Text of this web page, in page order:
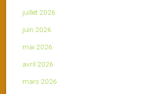
juillet 2026
juin 2026
mai 2026
avril 2026
mars 2026